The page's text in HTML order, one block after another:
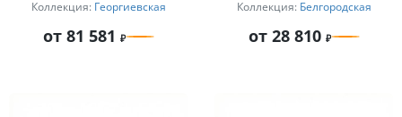
Коллекция: Георгиевская
от 81 581
«Белгородский»
Коллекция: Белгородская
от 28 810